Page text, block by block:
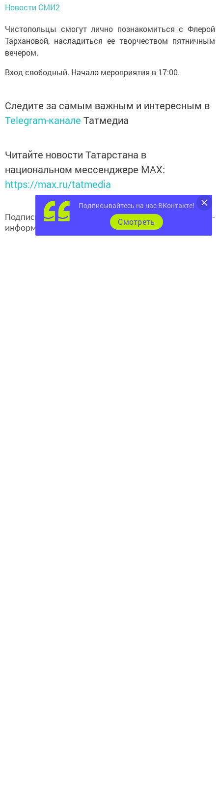
Новости СМИ2
Чистопольцы смогут лично познакомиться с Флерой
Тархановой, насладиться ее творчеством пятничным
вечером.
Вход свободный. Начало мероприятия в 17:00.
Следите за самым важным и интересным в
Telegram-канале Татмедиа
Читайте новости Татарстана в
национальном мессенджере MАХ:
https://max.ru/tatmedia
Подписывайтесь на нашканал MAX«Чистополь-
информ»
Подписывайтесь на нас ВКонтакте!
Cмотреть